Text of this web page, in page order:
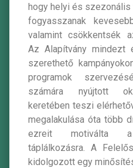
hogy helyi és szezonális
fogyasszanak
valamint csökkentsék
Az Alapítvány mindezt
szerethető
programok
számára nyújtott
keretében teszi
megalakulása óta több
ezreit motiválta a
táplálkozásra. A
kidolgozott egy